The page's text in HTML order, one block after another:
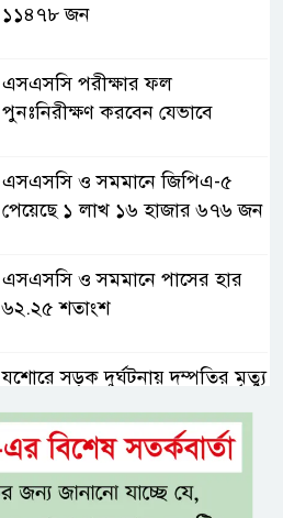
১১৪৭৮ জন
এসএসসি পরীক্ষার ফল
পুনঃনিরীক্ষণ করবেন যেভাবে
এসএসসি ও সমমানে জিপিএ-৫
পেয়েছে ১ লাখ ১৬ হাজার ৬৭৬ জন
এসএসসি ও সমমানে পাসের হার
৬২.২৫ শতাংশ
যশোরে সড়ক দুর্ঘটনায় দম্পতির মৃত্যু
২৯ বছর পর সালমান শাহ হত্যা
মামলায় ডন গ্রেপ্তার, খুলবে কি